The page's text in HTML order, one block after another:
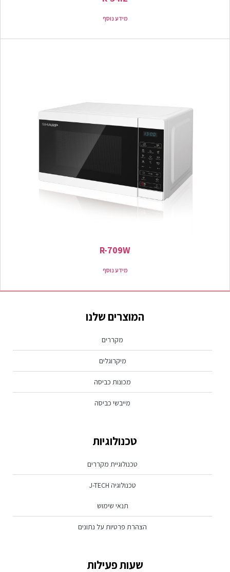
מידע נוסף
R-709W
מידע נוסף
המוצרים שלנו
מקררים
מיקרוגלים
מכונות כביסה
מייבשי כביסה
טכנולוגיות
טכנולוגיית מקררים
טכנולוגיה J-TECH
תנאי שימוש
הצהרת פרטיות על נתונים
שעות פעילות